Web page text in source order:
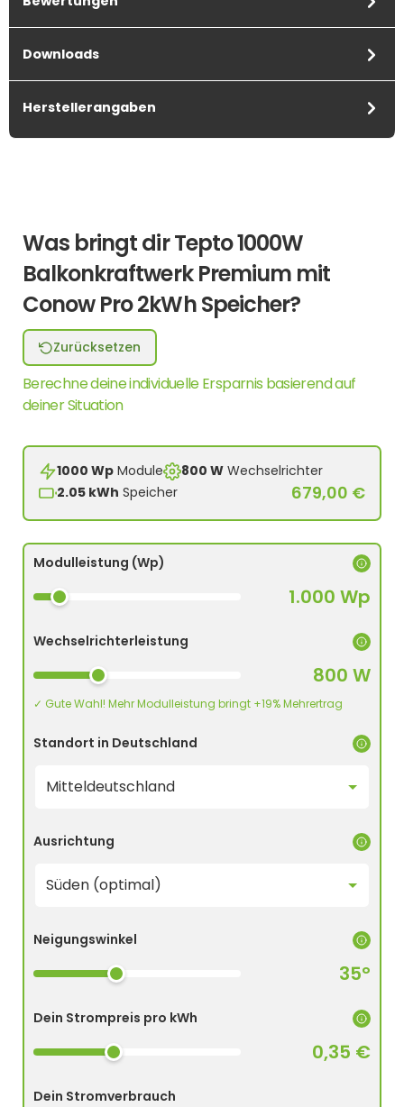
Downloads
Herstellerangaben
Was bringt dir Tepto 1000W
Balkonkraftwerk Premium mit
Conow Pro 2kWh Speicher?
Zurücksetzen
Berechne deine individuelle Ersparnis basierend auf
deiner Situation
1000 Wp Module 800 W Wechselrichter
2.05 kWh Speicher 679,00 €
Modulleistung (Wp)
1.000 Wp
Wechselrichterleistung
800 W
✓ Gute Wahl! Mehr Modulleistung bringt +19% Mehrertrag
Standort in Deutschland
Ausrichtung
Neigungswinkel
35°
Dein Strompreis pro kWh
0,35 €
Dein Stromverbrauch